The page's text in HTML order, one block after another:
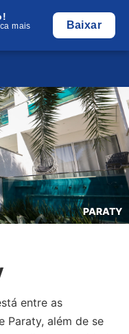
mais
Baixar
PARATY
entre as
Paraty, além de se